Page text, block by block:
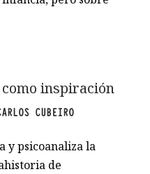
inspiración
CUBEIRO
y psicoanaliza la
de